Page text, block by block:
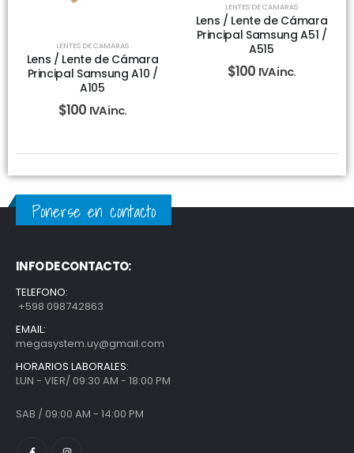
LENTES DE CAMARAS
Lens / Lente de Cámara
Principal Samsung A10 /
A105
$100 IVA inc.
LENTES DE CAMARAS
Lens / Lente de Cámara
Principal Samsung A51 /
A515
$100 IVA inc.
Ponerse en contacto
INFO DE CONTACTO:
TELEFONO:
+598 098742863
EMAIL:
megasystem.uy@gmail.com
HORARIOS LABORALES:
LUN - VIER/ 09:30 AM - 18:00 PM
SAB / 09:00 AM - 14:00 PM